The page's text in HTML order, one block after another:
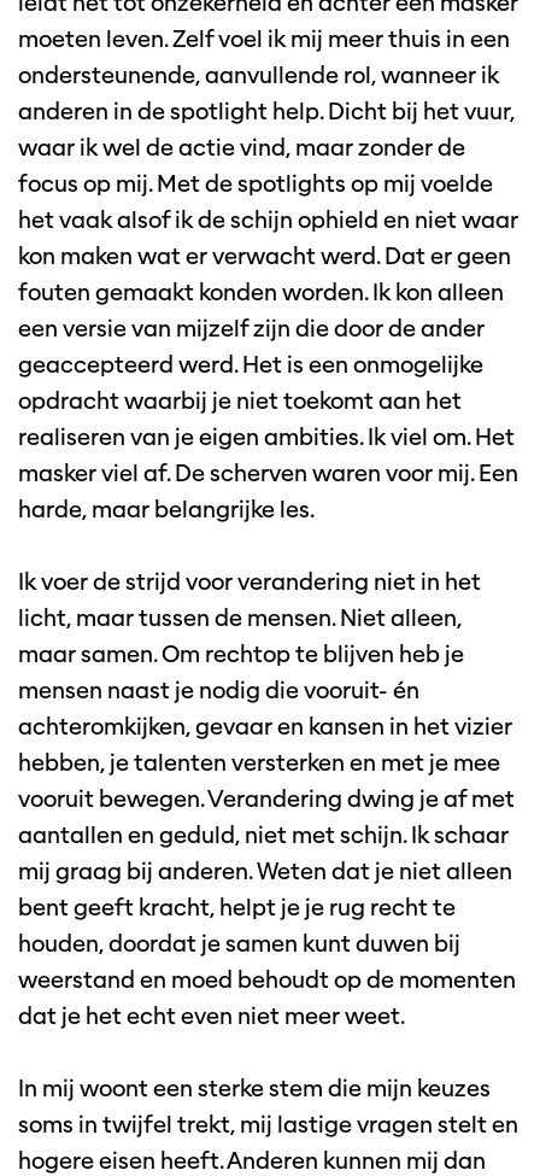
moeten leven. Zelf voel ik mij meer thuis in een
ondersteunende, aanvullende rol, wanneer ik
anderen in de spotlight help. Dicht bij het vuur,
waar ik wel de actie vind, maar zonder de
focus op mij. Met de spotlights op mij voelde
het vaak alsof ik de schijn ophield en niet waar
kon maken wat er verwacht werd. Dat er geen
fouten gemaakt konden worden. Ik kon alleen
een versie van mijzelf zijn die door de ander
geaccepteerd werd. Het is een onmogelijke
opdracht waarbij je niet toekomt aan het
realiseren van je eigen ambities. Ik viel om. Het
masker viel af. De scherven waren voor mij. Een
harde, maar belangrijke les.
Ik voer de strijd voor verandering niet in het
licht, maar tussen de mensen. Niet alleen,
maar samen. Om rechtop te blijven heb je
mensen naast je nodig die vooruit- én
achteromkijken, gevaar en kansen in het vizier
hebben, je talenten versterken en met je mee
vooruit bewegen. Verandering dwing je af met
aantallen en geduld, niet met schijn. Ik schaar
mij graag bij anderen. Weten dat je niet alleen
bent geeft kracht, helpt je je rug recht te
houden, doordat je samen kunt duwen bij
weerstand en moed behoudt op de momenten
dat je het echt even niet meer weet.
In mij woont een sterke stem die mijn keuzes
soms in twijfel trekt, mij lastige vragen stelt en
hogere eisen heeft. Anderen kunnen mij dan